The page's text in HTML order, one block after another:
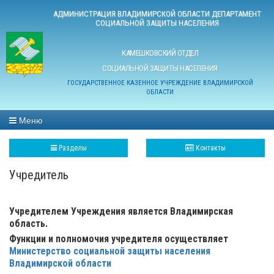
АДМИНИСТРАЦИЯ ВЛАДИМИРСКОЙ ОБЛАСТИ ДЕПАРТАМЕНТ
СОЦИАЛЬНОЙ ЗАЩИТЫ НАСЕЛЕНИЯ
КАМЕШКОВСКИЙ ОТДЕЛ
СОЦИАЛЬНОЙ ЗАЩИТЫ НАСЕЛЕНИЯ
ГОСУДАРСТВЕННОЕ КАЗЕННОЕ УЧРЕЖДЕНИЕ ВЛАДИМИРСКОЙ
ОБЛАСТИ
Меню
Разделы Контакты
Учредитель
Учредителем Учреждения является Владимирская
область.
Функции и полномочия учредителя осуществляет
Министерство социальной защиты населения
Владимирской области